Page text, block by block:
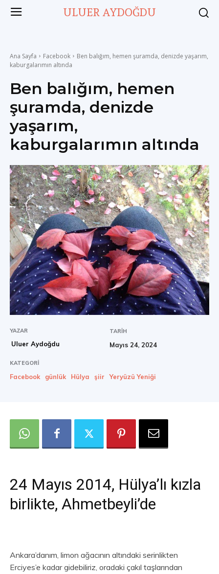
ULUER AYDOĞDU
Ana Sayfa Facebook
Ben balığım, hemen şuramda, denizde yaşarım,
kaburgalarımın altında
Ben balığım, hemen
şuramda, denizde
yaşarım,
kaburgalarımın altında
YAZAR
Uluer Aydoğdu
TARIH
Mayıs 24, 2024
KATEGORI
Facebook günlük Hülya şiir Yeryüzü Yeniği
24 Mayıs 2014, Hülya’lı kızla
birlikte, Ahmetbeyli’de
Ankara’danım, limon ağacının altındaki serinlikten
Erciyes’e kadar gidebiliriz, oradaki çakıl taşlarından